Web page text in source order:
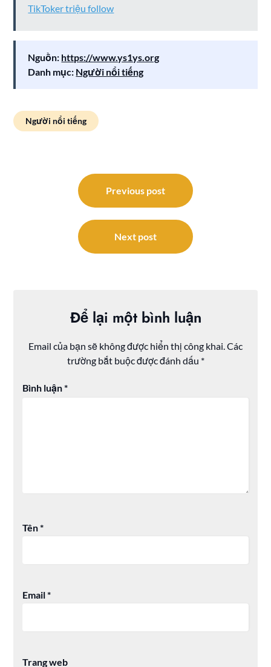
TikToker triệu follow
Nguồn: https://www.ys1ys.org
Danh mục: Người nổi tiếng
Người nổi tiếng
Previous post
Next post
Để lại một bình luận
Email của bạn sẽ không được hiển thị công khai. Các
trường bắt buộc được đánh dấu *
Bình luận*
Tên*
Email*
Trang web